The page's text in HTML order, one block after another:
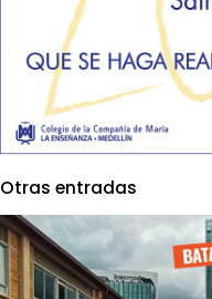
Otras entradas